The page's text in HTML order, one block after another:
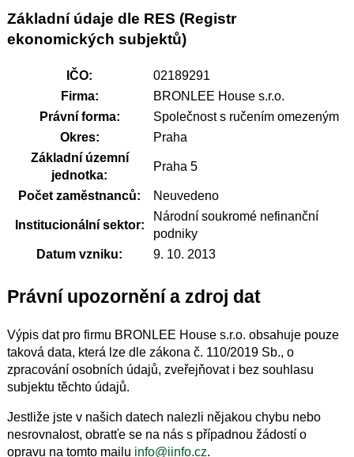
Základní údaje dle RES (Registr
ekonomických subjektů)
IČO:
02189291
Firma:
BRONLEE House s.r.o.
Právní forma:
Společnost s ručením omezeným
Okres:
Praha
Základní územní
jednotka:
Praha 5
Počet zaměstnanců: Neuvedeno
Institucionální sektor:
Národní soukromé nefinanční
podniky
Datum vzniku:
9. 10. 2013
Právní upozornění a zdroj dat
Výpis dat pro firmu BRONLEE House s.r.o. obsahuje pouze
taková data, která lze dle zákona č. 110/2019 Sb., o
zpracování osobních údajů, zveřejňovat i bez souhlasu
subjektu těchto údajů.
Jestliže jste v našich datech nalezli nějakou chybu nebo
nesrovnalost, obratťe se na nás s případnou žádostí o
opravu na tomto mailu info@iinfo.cz.